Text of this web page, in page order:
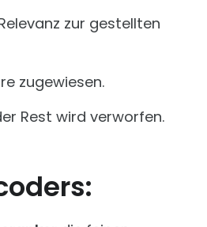
zur gestellten
zugewiesen.
Rest wird verworfen.